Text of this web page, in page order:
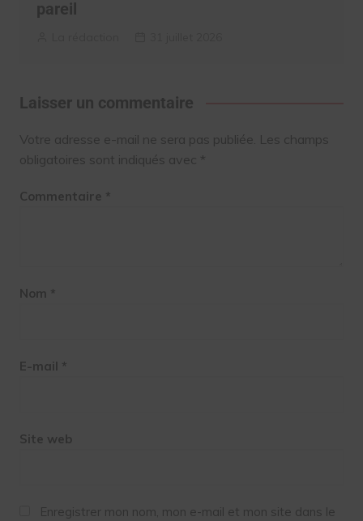
pareil
Laisser un commentaire
Votre adresse e-mail ne sera pas publiée. Les champs
obligatoires sont indiqués avec *
Commentaire *
Nom *
E-mail *
Site web
Enregistrer mon nom, mon e-mail et mon site dans le